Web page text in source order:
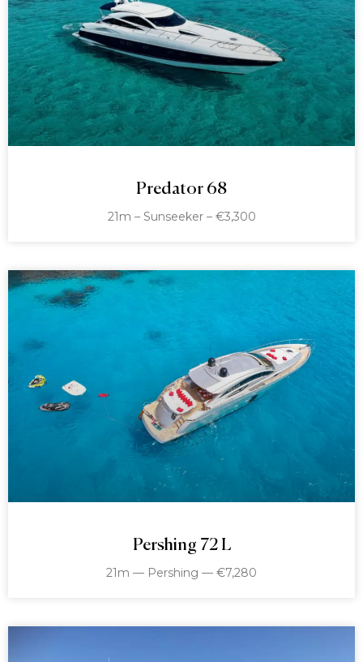
Predator 68
21m – Sunseeker – €3,300
Pershing 72 L
21m — Pershing — €7,280